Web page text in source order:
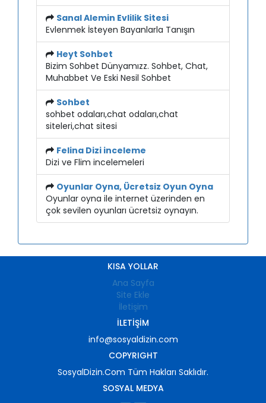
Sanal Alemin Evlilik Sitesi
Evlenmek İsteyen Bayanlarla Tanışın
Heyt Sohbet
Bizim Sohbet Dünyamızz. Sohbet, Chat,
Muhabbet Ve Eski Nesil Sohbet
Sohbet
sohbet odaları,chat odaları,chat
siteleri,chat sitesi
Felina Dizi inceleme
Dizi ve Flim incelemeleri
Oyunlar Oyna, Ücretsiz Oyun Oyna
Oyunlar oyna ile internet üzerinden en
çok sevilen oyunları ücretsiz oynayın.
KISA YOLLAR
Ana Sayfa
Site Ekle
İletişim
İLETIŞIM
info@sosyaldizin.com
COPYRIGHT
SosyalDizin.Com Tüm Hakları Saklıdır.
SOSYAL MEDYA